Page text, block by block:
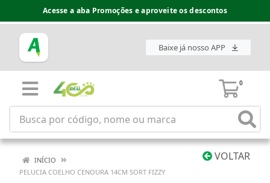
Acesse a aba Promoções e aproveite os descontos
Baixe já nosso APP
0
VOLTAR
INÍCIO
PELUCIA COELHO CENOURA 14CM SORT FIZZY